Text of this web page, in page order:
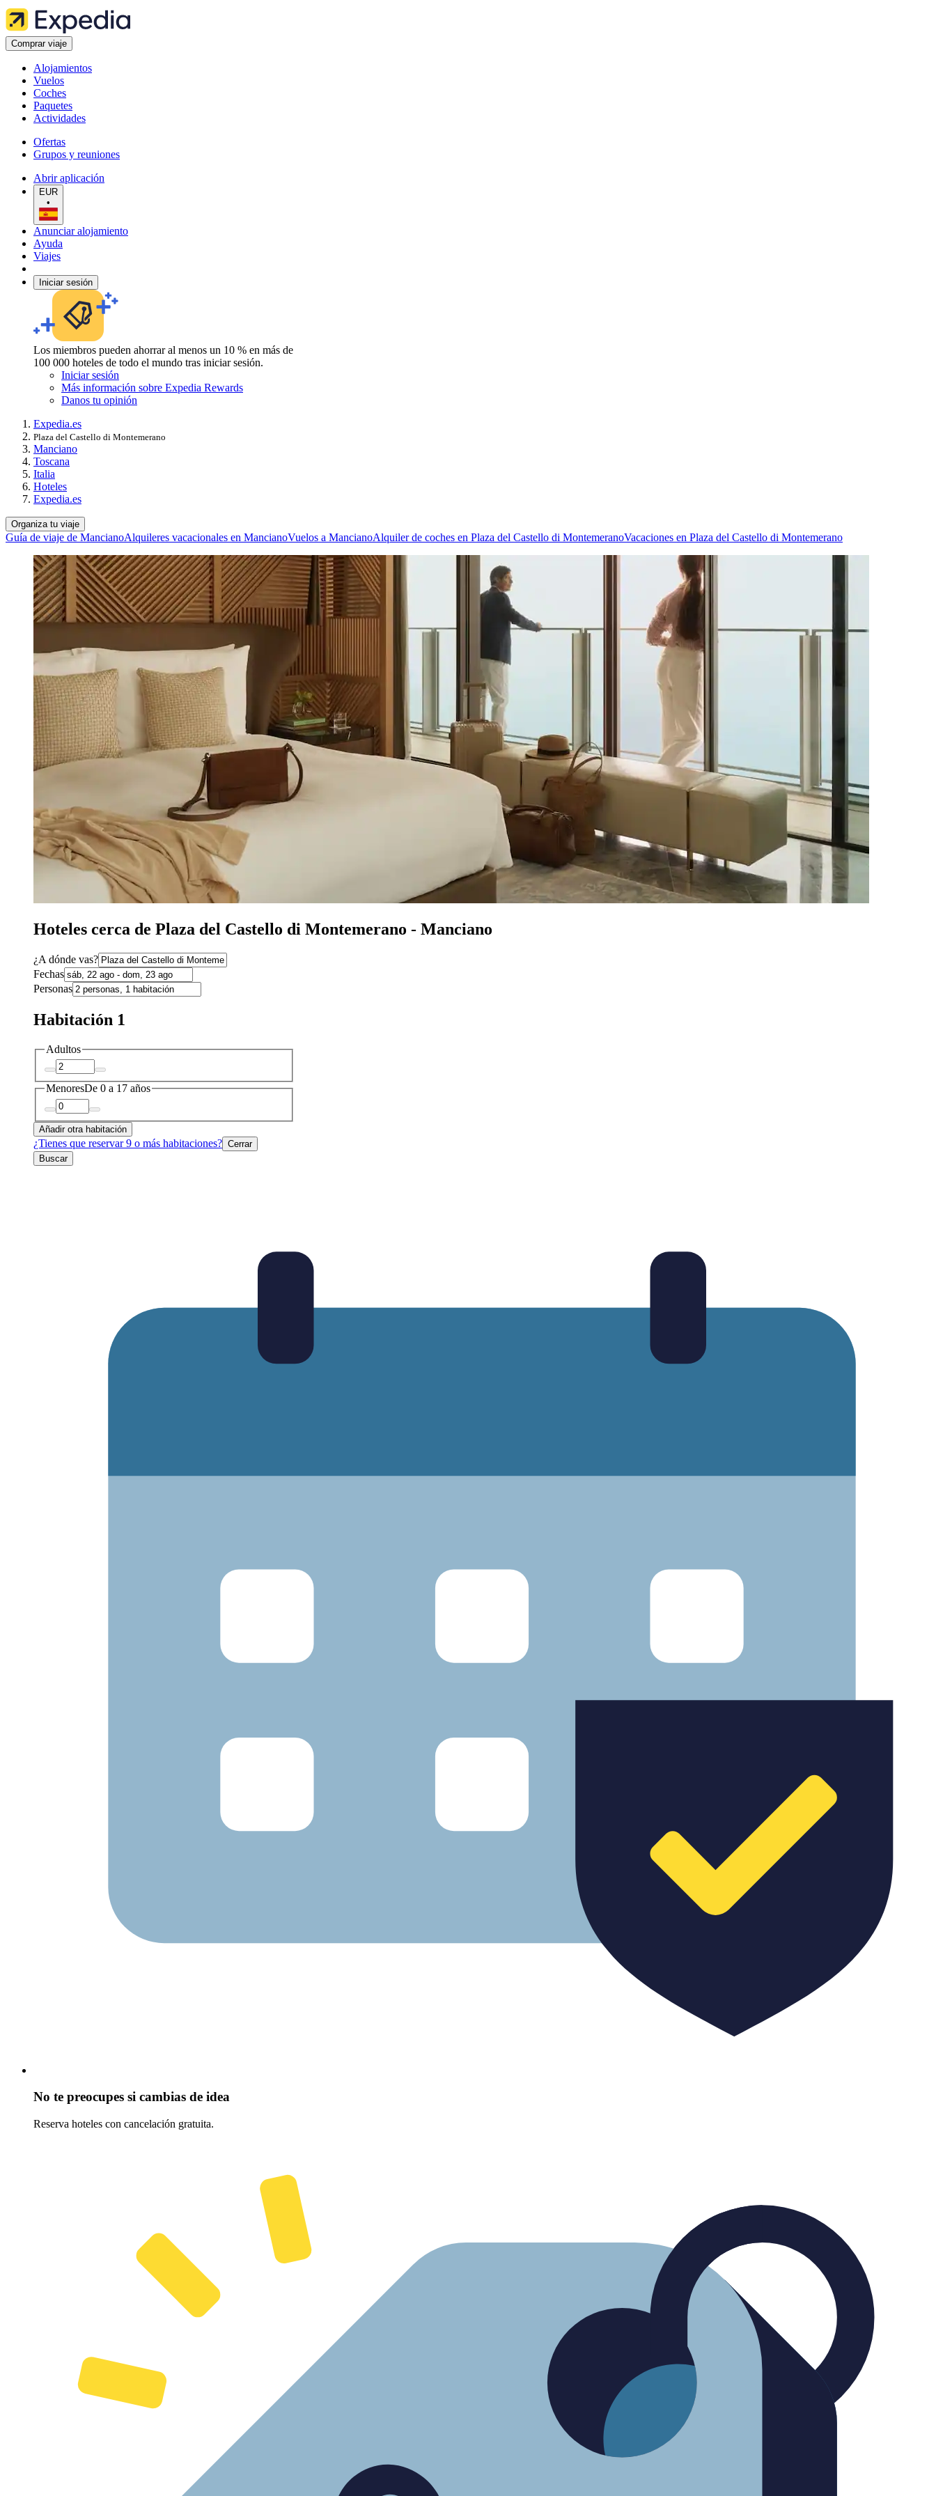
Comprar viaje
Alojamientos
Vuelos
Coches
Paquetes
Actividades
Ofertas
Grupos y reuniones
Abrir aplicación
EUR
•
Anunciar alojamiento
Ayuda
Viajes
Iniciar sesión
Los miembros pueden ahorrar al menos un 10 % en más de
100 000 hoteles de todo el mundo tras iniciar sesión.
Iniciar sesión
Más información sobre Expedia Rewards
Danos tu opinión
Expedia.es
Plaza del Castello di Montemerano
Manciano
Toscana
Italia
Hoteles
Expedia.es
Organiza tu viaje
Guía de viaje de MancianoAlquileres vacacionales en MancianoVuelos a MancianoAlquiler de coches en Plaza del Castello di MontemeranoVacaciones en Plaza del Castello di Montemerano
Hoteles cerca de Plaza del Castello di Montemerano - Manciano
¿A dónde vas?
Fechas
Personas
Habitación 1
Adultos
MenoresDe 0 a 17 años
Añadir otra habitación
¿Tienes que reservar 9 o más habitaciones? Cerrar
Buscar
No te preocupes si cambias de idea
Reserva hoteles con cancelación gratuita.